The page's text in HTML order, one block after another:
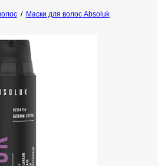
/ Маски для волос Absoluk